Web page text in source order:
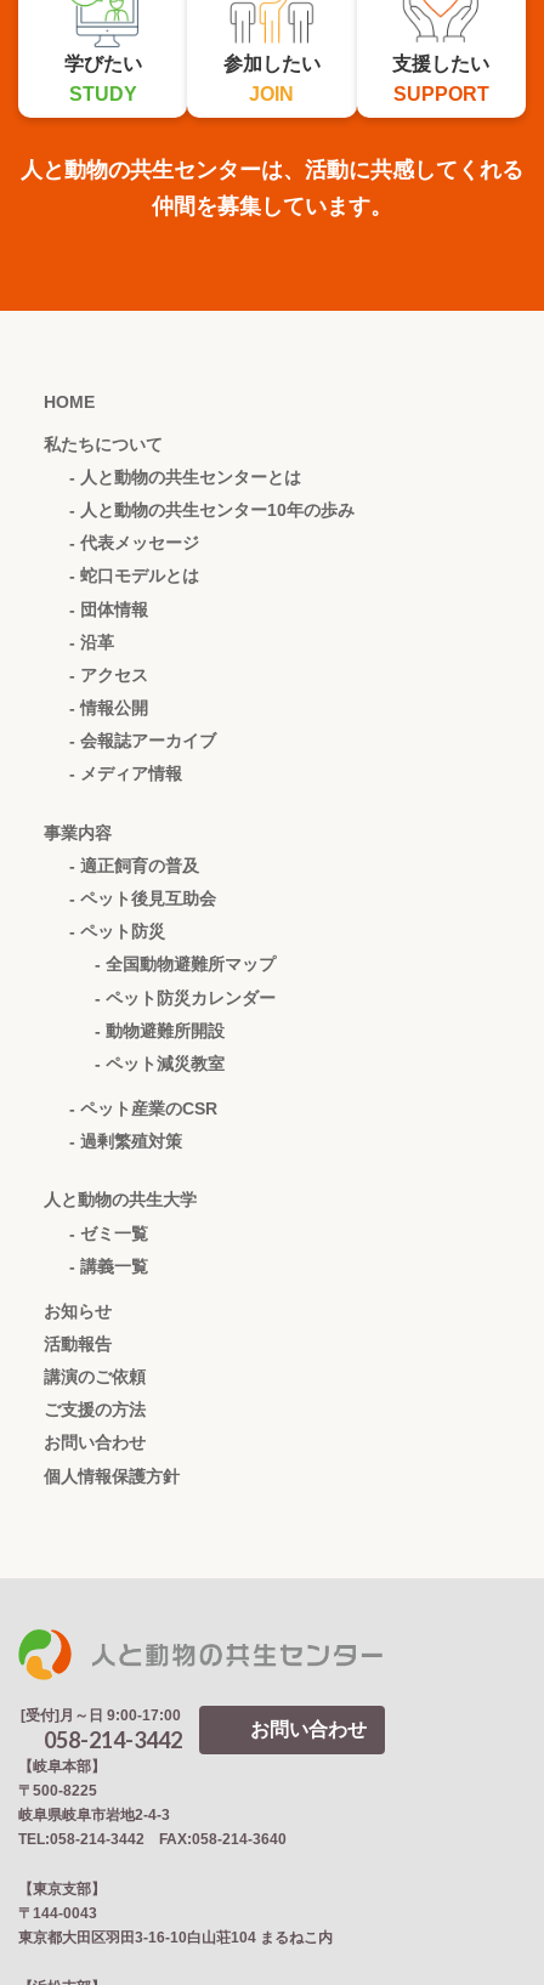
学びたい
STUDY
参加したい
JOIN
支援したい
SUPPORT
人と動物の共生センターは、活動に共感してくれる
仲間を募集しています。
HOME
私たちについて
- 人と動物の共生センターとは
- 人と動物の共生センター10年の歩み
- 代表メッセージ
- 蛇口モデルとは
- 団体情報
- 沿革
- アクセス
- 情報公開
- 会報誌アーカイブ
- メディア情報
事業内容
- 適正飼育の普及
- ペット後見互助会
- ペット防災
- 全国動物避難所マップ
- ペット防災カレンダー
- 動物避難所開設
- ペット減災教室
- ペット産業のCSR
- 過剰繁殖対策
人と動物の共生大学
- ゼミ一覧
- 講義一覧
お知らせ
活動報告
講演のご依頼
ご支援の方法
お問い合わせ
個人情報保護方針
[受付]月～日 9:00-17:00
058-214-3442 お問い合わせ
【岐阜本部】
〒500-8225
岐阜県岐阜市岩地2‐4‐3
TEL:058-214-3442 FAX:058-214-3640
【東京支部】
〒144-0043
東京都大田区羽田3-16-10白山荘104 まるねこ内